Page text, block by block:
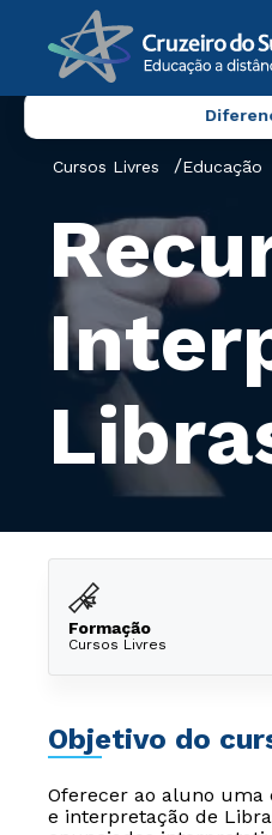
Cursos Livres Educação
Formação
Cursos Livres
Objetivo do
Oferecer ao aluno uma
e interpretação de